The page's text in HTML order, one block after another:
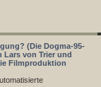
(Die Dogma-95-
Lars von Trier und
Filmproduktion